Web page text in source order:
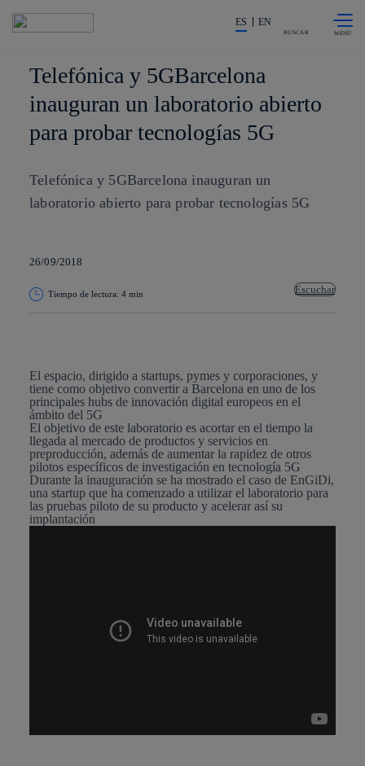
La acción en accionistas e
ES EN
BUSCAR
Telefónica y 5GBarcelona
inauguran un laboratorio abierto
para probar tecnologías 5G
Telefónica y 5GBarcelona inauguran un
laboratorio abierto para probar tecnologías 5G
26/09/2018
Tiempo de lectura: 4 min Escuchar
El espacio, dirigido a startups, pymes y corporaciones, y
tiene como objetivo convertir a Barcelona en uno de los
principales hubs de innovación digital europeos en el
ámbito del 5G
El objetivo de este laboratorio es acortar en el tiempo la
llegada al mercado de productos y servicios en
preproducción, además de aumentar la rapidez de otros
pilotos específicos de investigación en tecnología 5G
Durante la inauguración se ha mostrado el caso de EnGiDi,
una startup que ha comenzado a utilizar el laboratorio para
las pruebas piloto de su producto y acelerar así su
implantación